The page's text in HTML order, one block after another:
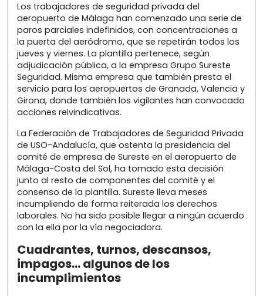
Los trabajadores de seguridad privada del
aeropuerto de Málaga han comenzado una serie de
paros parciales indefinidos, con concentraciones a
la puerta del aeródromo, que se repetirán todos los
jueves y viernes. La plantilla pertenece, según
adjudicación pública, a la empresa Grupo Sureste
Seguridad. Misma empresa que también presta el
servicio para los aeropuertos de Granada, Valencia y
Girona, donde también los vigilantes han convocado
acciones reivindicativas.
La Federación de Trabajadores de Seguridad Privada
de USO-Andalucía, que ostenta la presidencia del
comité de empresa de Sureste en el aeropuerto de
Málaga-Costa del Sol, ha tomado esta decisión
junto al resto de componentes del comité y el
consenso de la plantilla. Sureste lleva meses
incumpliendo de forma reiterada los derechos
laborales. No ha sido posible llegar a ningún acuerdo
con la ella por la vía negociadora.
Cuadrantes, turnos, descansos,
impagos… algunos de los
incumplimientos